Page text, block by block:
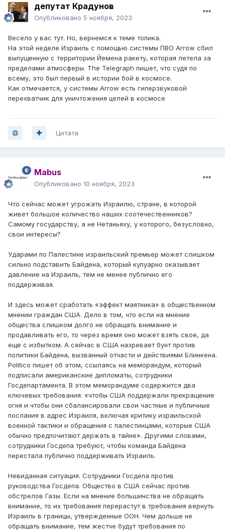
депутат Крадунов
Опубликовано 5 ноября, 2023
Весело у вас тут. Но, вернемся к теме топика.
На этой неделе Израиль с помощью системы ПВО Arrow сбил
выпущенную с территории Йемена ракету, которая летела за
пределами атмосферы. The Telegraph пишет, что судя по
всему, это был первый в истории бой в космосе.
Как отмечается, у системы Arrow есть гиперзвуковой
перехватчик для уничтожения целей в космосе
Цитата
Mabus
Опубликовано 10 ноября, 2023
Что сейчас может угрожать Израилю, стране, в которой
живет большое количество наших соотечественников?
Самому государству, а не Нетаньяху, у которого, безусловно,
свои интересы?
Ударами по Палестине израильский премьер может слишком
сильно подставить Байдена, который кулуарно оказывает
давление на Израиль, тем не менее публично его
поддерживая.
И здесь может сработать «эффект маятника» в общественном
мнении граждан США. Дело в том, что если на мнение
общества слишком долго не обращать внимание и
продавливать его, то через время оно может взять свое, да
еще с избытком. А сейчас в США назревает бунт против
политики Байдена, вызванный отчасти и действиями Блинкена.
Politico пишет об этом, ссылаясь на меморандум, который
подписали американские дипломаты, сотрудники
Госдепартамента. В этом меморандуме содержится два
ключевых требования: «чтобы США поддержали прекращение
огня и чтобы они сбалансировали свои частные и публичные
послания в адрес Израиля, включая критику израильской
военной тактики и обращения с палестинцами, которые США
обычно предпочитают держать в тайне». Другими словами,
сотрудники Госдепа требуют, чтобы команда Байдена
перестала публично поддерживать Израиль.
Невиданная ситуация. Сотрудники Госдепа против
руководства Госдепа. Общество в США сейчас против
обстрелов Газы. Если на мнение большинства не обращать
внимание, то их требования перерастут в требования вернуть
Израиль в границы, утвержденные ООН. Чем дольше не
обращать внимание, тем жестче будут требования по